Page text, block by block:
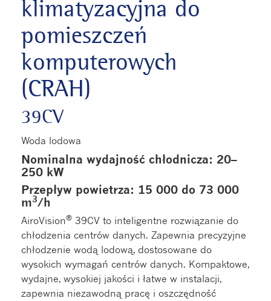
klimatyzacyjna do
pomieszczeń
komputerowych
(CRAH)
39CV
Woda lodowa
Nominalna wydajność chłodnicza: 20–
250 kW
Przepływ powietrza: 15 000 do 73 000
m3/h
AiroVision® 39CV to inteligentne rozwiązanie do
chłodzenia centrów danych. Zapewnia precyzyjne
chłodzenie wodą lodową, dostosowane do
wysokich wymagań centrów danych. Kompaktowe,
wydajne, wysokiej jakości i łatwe w instalacji,
zapewnia niezawodną pracę i oszczędność